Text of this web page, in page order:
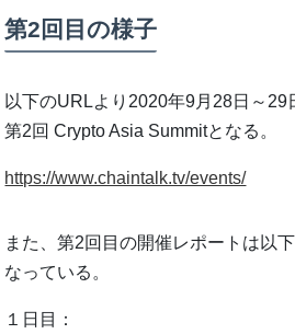
第2回目の様子
以下のURLより2020年9月28日～29
第2回 Crypto Asia Summitとなる。
https://www.chaintalk.tv/events/
また、第2回目の開催レポートは以
なっている。
１日目：